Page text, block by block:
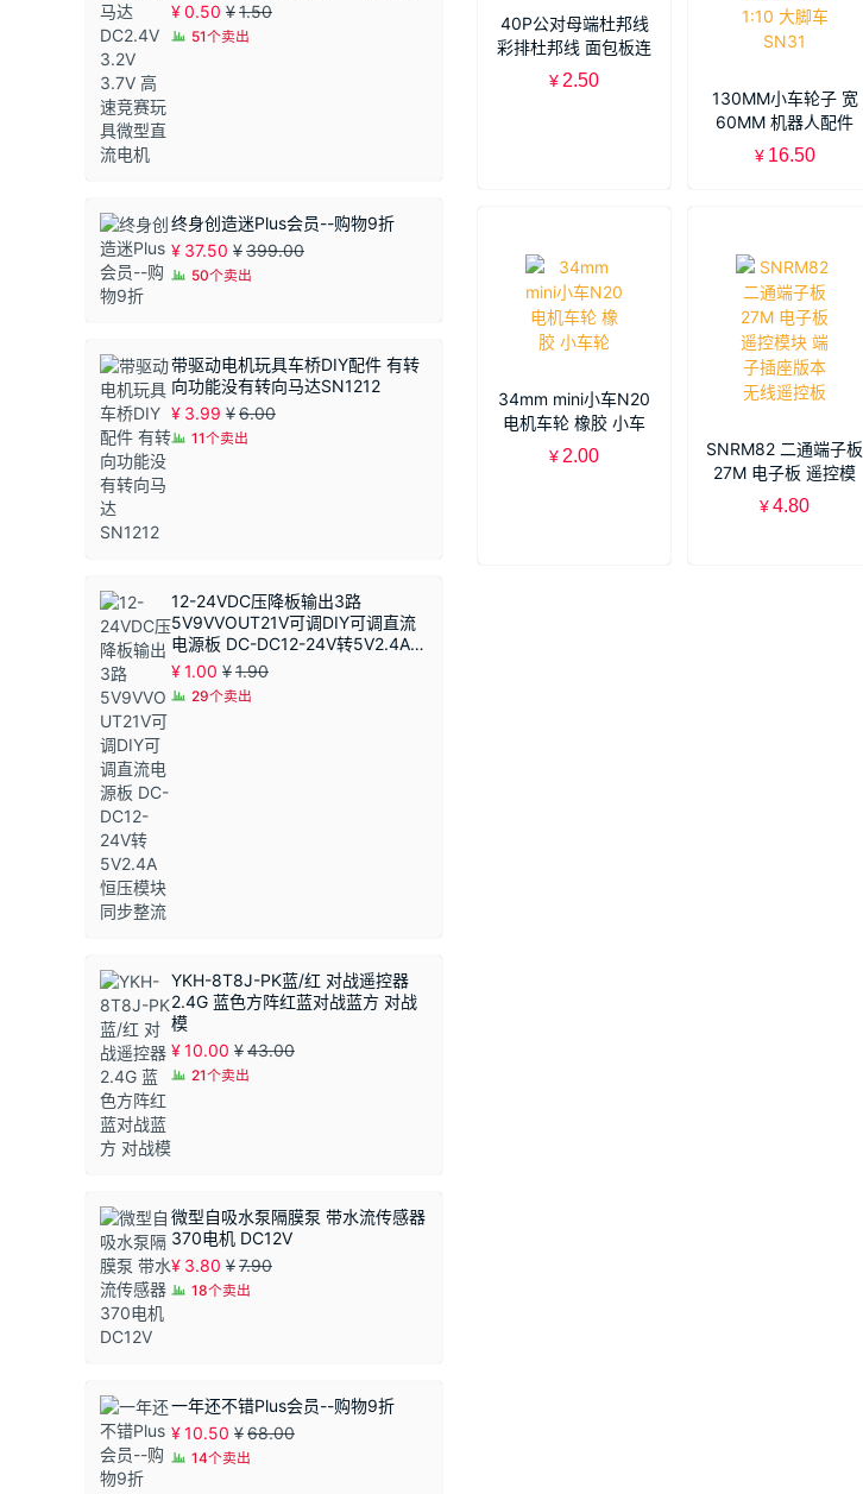
40P公对母端杜邦线
彩排杜邦线 面包板连
接线 面包板线 20CM
¥ 2.50
130MM小车轮子 宽
60MM 机器人配件
小车轮胎 小车轮子
¥ 16.50
34mm mini小车N20
电机车轮 橡胶 小车
轮
¥ 2.00
SNRM82 二通端子板
27M 电子板 遥控模
块 端子插座版本 无
¥4.80
¥0.50 ¥1.50
51个卖出
终身创造迷Plus会员--购物9折
¥ 37.50 ¥399.00
50个卖出
带驱动电机玩具车桥DIY配件 有转
向功能没有转向马达SN1212
¥ 3.99 ¥6.00
11个卖出
12-24VDC压降板输出3路
5V9VVOUT21V可调DIY可调直流
电源板 DC-DC12-24V转5V2.4A恒
压模块 同步整流
¥1.00 ¥1.90
29个卖出
YKH-8T8J-PK蓝/红 对战遥控器
2.4G 蓝色方阵红蓝对战蓝方 对战
模
¥10.00 ¥43.00
21个卖出
微型自吸水泵隔膜泵 带水流传感器
370电机 DC12V
¥ 3.80 ¥7.90
18个卖出
一年还不错Plus会员--购物9折
¥10.50 ¥68.00
14个卖出